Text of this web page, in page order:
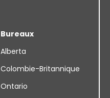
Bureaux
Alberta
Colombie-Britannique
Ontario